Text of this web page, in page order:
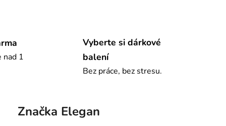
nad 1
Vyberte si dárkové
balení
Bez práce, bez stresu.
Značka Elegan